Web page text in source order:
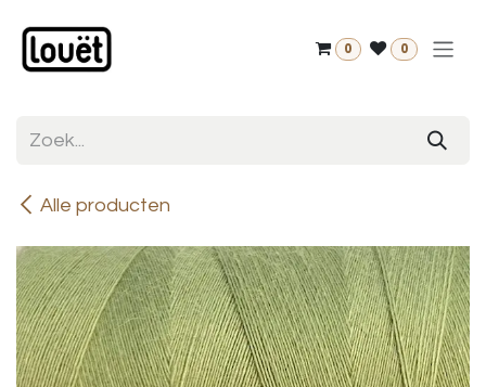
0 0
Alle producten